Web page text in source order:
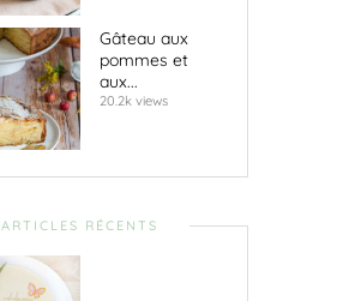
Gâteau aux
pommes et
aux...
20.2k views
ARTICLES RÉCENTS